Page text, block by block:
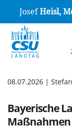
JosefHeisl,
08.07.2026 |
Bayerische
Maßnahmen